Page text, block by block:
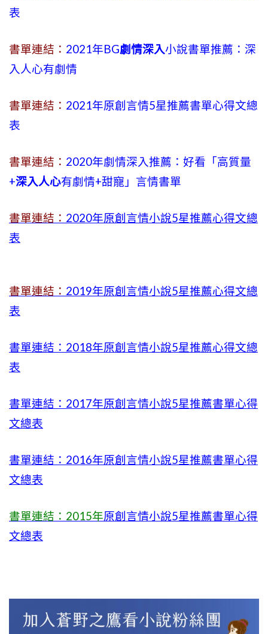
表
書單連結： 2021年BG劇情深入小說書單推薦：深
入人心有劇情
書單連結： 2021年原創言情5星推薦書單心得文總
表
書單連結： 2020年劇情深入推薦：好看「高質量
+深入人心有劇情+甜寵」言情書單
書單連結： 2020年原創言情小說5星推薦心得文總
表
書單連結： 2019年原創言情小說5星推薦心得文總
表
書單連結：2018年原創言情小說5星推薦心得文總
表
書單連結：2017年原創言情小說5星推薦書單心得
文總表
書單連結：2016年原創言情小說5星推薦書單心得
文總表
書單連結：2015年原創言情小說5星推薦書單心得
文總表